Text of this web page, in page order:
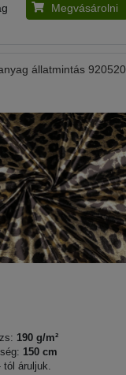
Megvásárolni
állatmintás 920520
190 g/m²
150 cm
áruljuk.